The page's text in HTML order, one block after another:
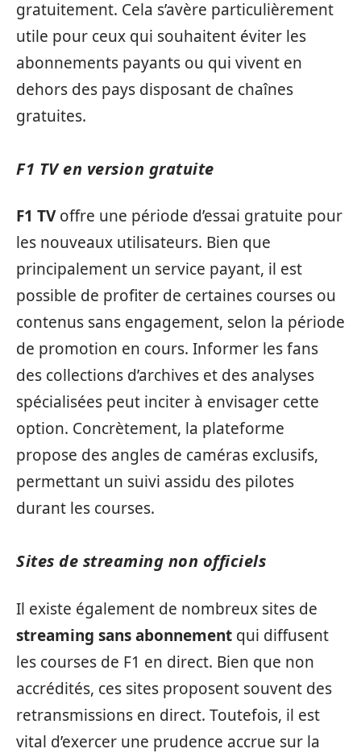
gratuitement. Cela s’avère particulièrement
utile pour ceux qui souhaitent éviter les
abonnements payants ou qui vivent en
dehors des pays disposant de chaînes
gratuites.
F1 TV en version gratuite
F1 TVoffre une période d’essai gratuite pour
les nouveaux utilisateurs. Bien que
principalement un service payant, il est
possible de profiter de certaines courses ou
contenus sans engagement, selon la période
de promotion en cours. Informer les fans
des collections d’archives et des analyses
spécialisées peut inciter à envisager cette
option. Concrètement, la plateforme
propose des angles de caméras exclusifs,
permettant un suivi assidu des pilotes
durant les courses.
Sites de streaming non officiels
Il existe également de nombreux sites de
streaming sans abonnement qui diffusent
les courses de F1 en direct. Bien que non
accrédités, ces sites proposent souvent des
retransmissions en direct. Toutefois, il est
vital d’exercer une prudence accrue sur la